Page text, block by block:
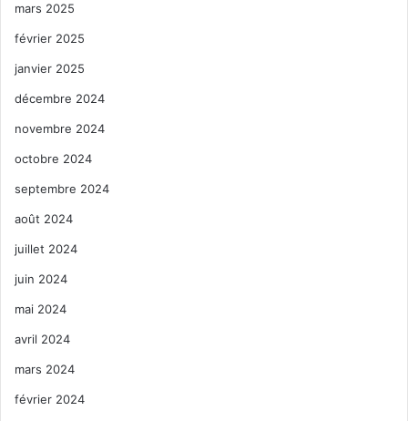
mars 2025
février 2025
janvier 2025
décembre 2024
novembre 2024
octobre 2024
septembre 2024
août 2024
juillet 2024
juin 2024
mai 2024
avril 2024
mars 2024
février 2024